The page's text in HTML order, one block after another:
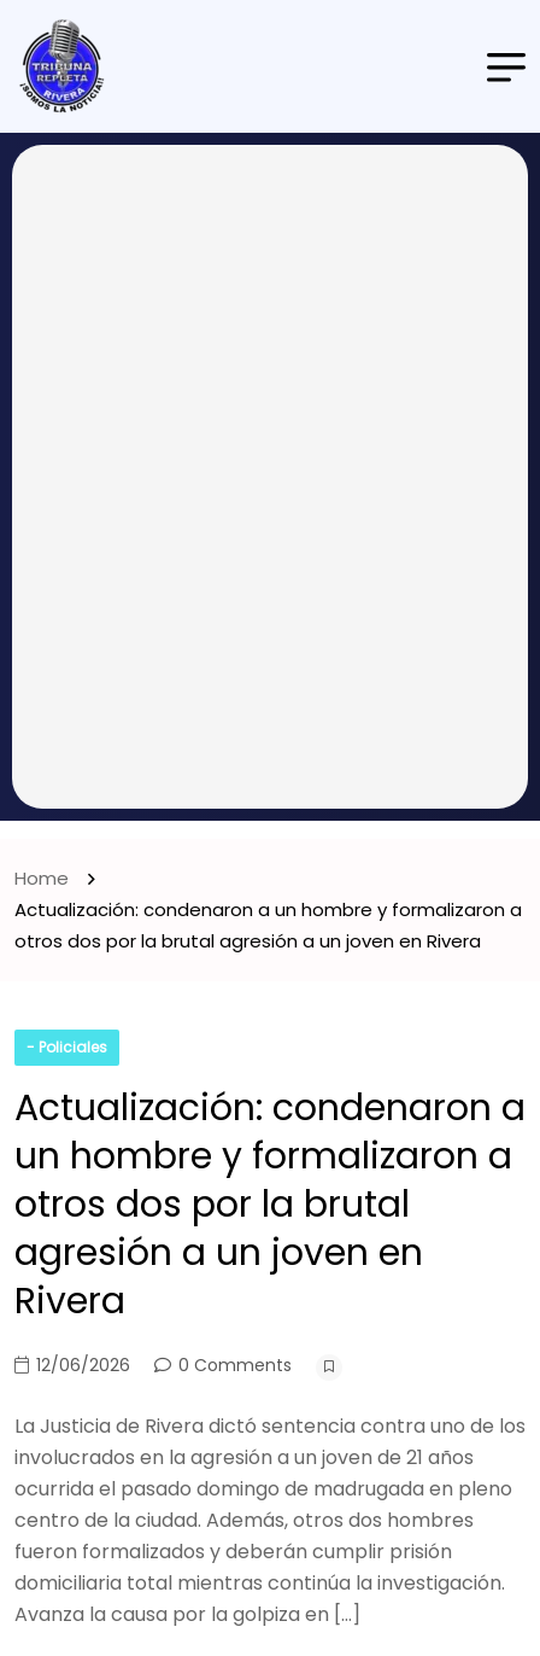
Home
Actualización: condenaron a un hombre y formalizaron a
otros dos por la brutal agresión a un joven en Rivera
- Policiales
Actualización: condenaron a
un hombre y formalizaron a
otros dos por la brutal
agresión a un joven en
Rivera
12/06/2026 0 Comments
La Justicia de Rivera dictó sentencia contra uno de los
involucrados en la agresión a un joven de 21 años
ocurrida el pasado domingo de madrugada en pleno
centro de la ciudad. Además, otros dos hombres
fueron formalizados y deberán cumplir prisión
domiciliaria total mientras continúa la investigación.
Avanza la causa por la golpiza en […]